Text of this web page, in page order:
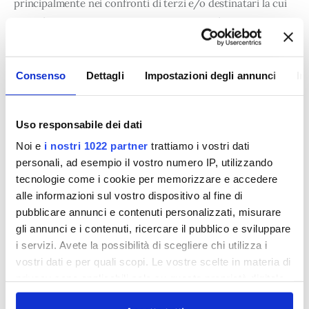
Consenso Dettagli Impostazioni degli annunci
Uso responsabile dei dati
Noi e i nostri 1022 partner trattiamo i vostri dati
personali, ad esempio il vostro numero IP, utilizzando
tecnologie come i cookie per memorizzare e accedere
alle informazioni sul vostro dispositivo al fine di
pubblicare annunci e contenuti personalizzati, misurare
gli annunci e i contenuti, ricercare il pubblico e sviluppare
i servizi. Avete la possibilità di scegliere chi utilizza i
vostri dati e per quali scopi. Le vostre scelte in materia di
in cui avete effettuato le vostre scelte. È possibile
principalmente nei confronti di terzi e/o destinatari la cui
attività è necessaria nell’ambito delle finalità descritte. In
particolare la trasmissione potrà avvenire nei confronti di:
società del gruppo cui appartiene il Titolare;
fornitori di servizi terzi, hosting provider, società
informatiche, agenzie di comunicazione;
categorie particolari di fornitori che agiscono per conto
del Titolare in qualità di Responsabili esterni ex art. 28
GDPR.
È fatta salva, in ogni caso, la comunicazione dei Dati
personali richiesti alle forze di polizia, all’autorità
giudiziaria, ad organismi di informazione e sicurezza o da
dello Stato o di prevenzione, accertamento o repressione